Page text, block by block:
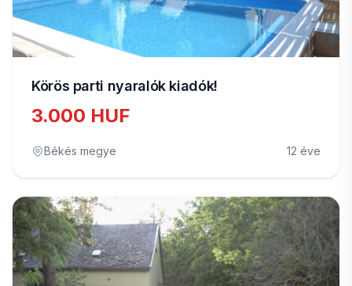
Körös parti nyaralók kiadók!
3.000 HUF
Békés megye 12 éve